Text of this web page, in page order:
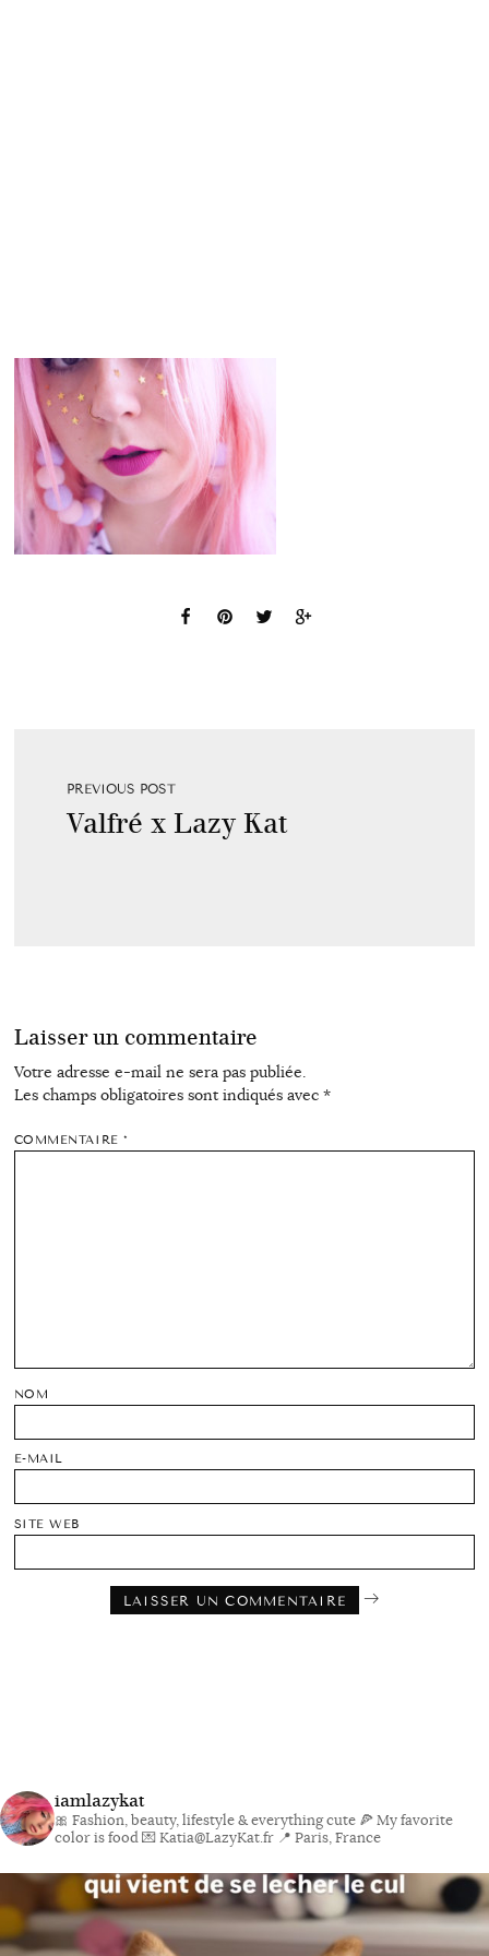
PREVIOUS POST
Valfré x Lazy Kat
Laisser un commentaire
Votre adresse e-mail ne sera pas publiée.
Les champs obligatoires sont indiqués avec *
COMMENTAIRE*
NOM
E-MAIL
SITE WEB
iamlazykat
🎀 Fashion, beauty, lifestyle & everything cute 🍕 My favorite
color is food💌 Katia@LazyKat.fr 📍 Paris, France